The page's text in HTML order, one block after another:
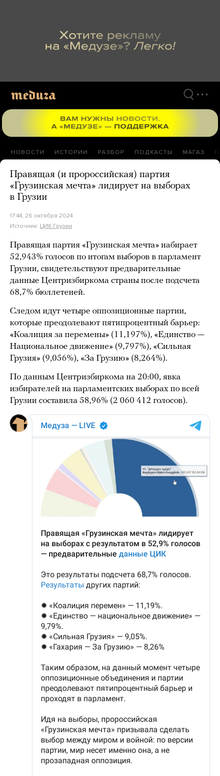
НОВОСТИ ИСТОРИИ РАЗБОР ПОДКАСТЫ МАГАЗ
Правящая (и пророссийская) партия
«Грузинская мечта» лидирует на выборах
в Грузии
17:44, 26 октября 2024
Источник: ЦИК Грузии
Правящая партия «Грузинская мечта» набирает
52,943% голосов по итогам выборов в парламент
Грузии, свидетельствуют предварительные
данные Центризбиркома страны после подсчета
68,7% бюллетеней.
Следом идут четыре оппозиционные партии,
которые преодолевают пятипроцентный барьер:
«Коалиция за перемены» (11,197%), «Единство —
Национальное движение» (9,797%), «Сильная
Грузия» (9,056%), «За Грузию» (8,264%).
По данным Центризбиркома на 20:00, явка
избирателей на парламентских выборах по всей
Грузии составила 58,96% (2 060 412 голосов).